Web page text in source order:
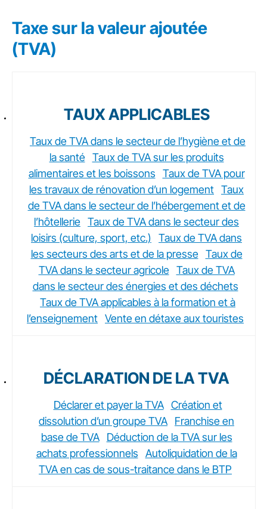
Taxe sur la valeur ajoutée
(TVA)
TAUX APPLICABLES
Taux de TVA dans le secteur de l’hygiène et de
la santé Taux de TVA sur les produits
alimentaires et les boissons
Taux de TVA pour
les travaux de rénovation d’un logement Taux
de TVA dans le secteur de l’hébergement et de
l’hôtellerie Taux de TVA dans le secteur des
loisirs (culture, sport, etc.)
Taux de TVA dans
les secteurs des arts et de la presse Taux de
TVA dans le secteur agricole Taux de TVA
dans le secteur des énergies et des déchets
Taux de TVA applicables à la formation et à
l’enseignement Vente en détaxe aux touristes
DÉCLARATION DE LA TVA
Déclarer et payer la TVA Création et
dissolution d’un groupe TVA
Franchise en
base de TVA
Déduction de la TVA sur les
achats professionnels
Autoliquidation de la
TVA en cas de sous-traitance dans le BTP